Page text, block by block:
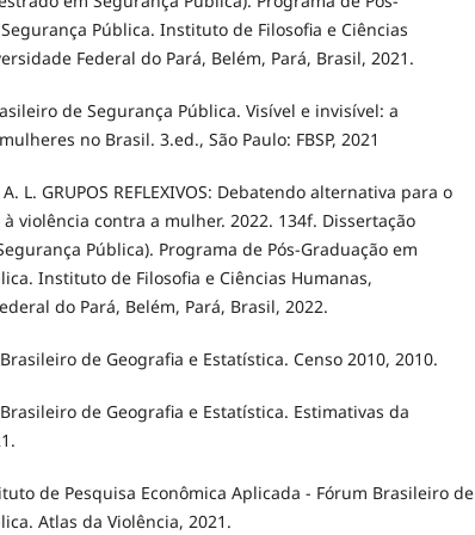
Pública. Instituto de Filosofia e Ciências
Federal do Pará, Belém, Pará, Brasil, 2021.
de Segurança Pública. Visível e invisível: a
no Brasil. 3.ed., São Paulo: FBSP, 2021
A. L. GRUPOS REFLEXIVOS: Debatendo alternativa para o
violência contra a mulher. 2022. 134f. Dissertação
Pública). Programa de Pós-Graduação em
Instituto de Filosofia e Ciências Humanas,
do Pará, Belém, Pará, Brasil, 2022.
de Geografia e Estatística. Censo 2010, 2010.
de Geografia e Estatística. Estimativas da
de Pesquisa Econômica Aplicada - Fórum Brasileiro de
Atlas da Violência, 2021.